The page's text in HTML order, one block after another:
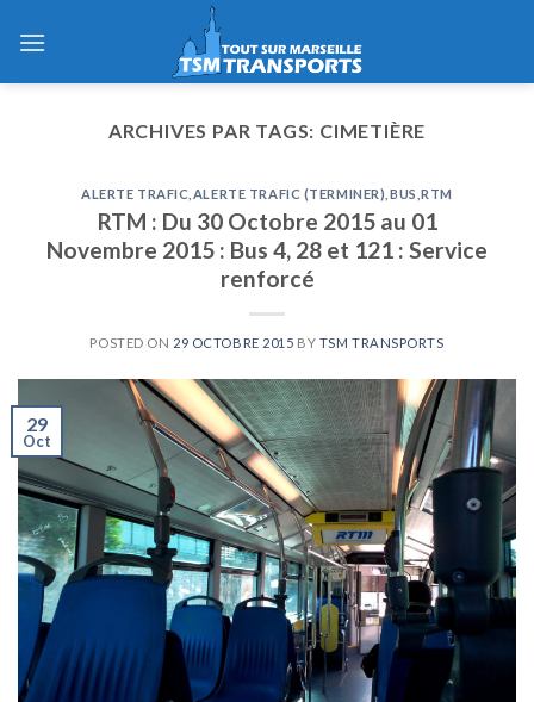
ARCHIVES PAR TAGS: CIMETIÈRE
ALERTE TRAFIC ALERTE TRAFIC (TERMINER) BUS ,RTM
RTM : Du 30 Octobre 2015 au 01
Novembre 2015 : Bus 4, 28 et 121 : Service
renforcé
POSTED ON 29 OCTOBRE 2015 BY TSM TRANSPORTS
29
Oct